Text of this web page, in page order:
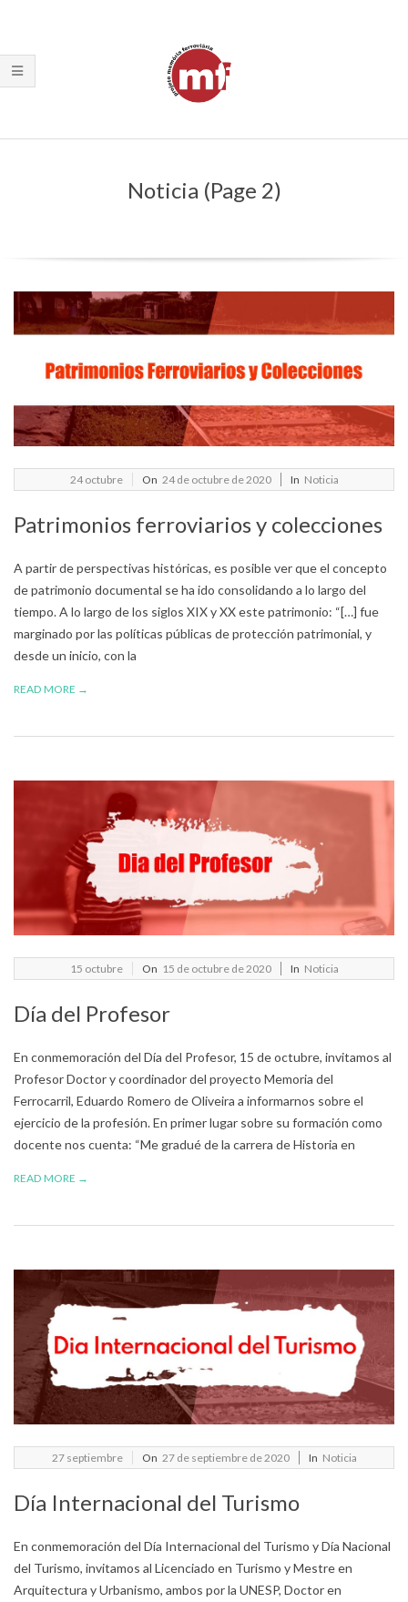
content
Noticia (Page 2)
24
24 octubre On 24 de octubre de 2020 In Noticia
Patrimonios ferroviarios y colecciones
A partir de perspectivas históricas, es posible ver que el concepto
de patrimonio documental se ha ido consolidando a lo largo del
tiempo. A lo largo de los siglos XIX y XX este patrimonio: “[…] fue
marginado por las políticas públicas de protección patrimonial, y
desde un inicio, con la
READ MORE →
15
15 octubre On 15 de octubre de 2020 In Noticia
Día del Profesor
En conmemoración del Día del Profesor, 15 de octubre, invitamos al
Profesor Doctor y coordinador del proyecto Memoria del
Ferrocarril, Eduardo Romero de Oliveira a informarnos sobre el
ejercicio de la profesión. En primer lugar sobre su formación como
docente nos cuenta: “Me gradué de la carrera de Historia en
READ MORE →
27
27 septiembre On 27 de septiembre de 2020 In Noticia
Día Internacional del Turismo
En conmemoración del Día Internacional del Turismo y Día Nacional
del Turismo, invitamos al Licenciado en Turismo y Mestre en
Arquitectura y Urbanismo, ambos por la UNESP, Doctor en